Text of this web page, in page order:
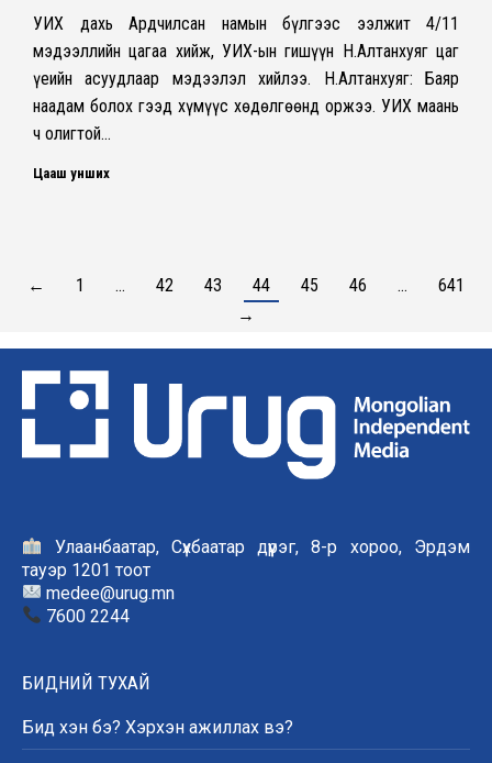
УИХ дахь Ардчилсан намын бүлгээс ээлжит 4/11
мэдээллийн цагаа хийж, УИХ-ын гишүүн Н.Алтанхуяг цаг
үеийн асуудлаар мэдээлэл хийлээ. Н.Алтанхуяг: Баяр
наадам болох гээд хүмүүс хөдөлгөөнд оржээ. УИХ маань
ч олигтой…
Цааш унших
← 1 … 42 43 44 45 46 …
641
→
Улаанбаатар, Сүхбаатар дүүрэг, 8-р хороо, Эрдэм
тауэр 1201 тоот
medee@urug.mn
7600 2244
БИДНИЙ ТУХАЙ
Бид хэн бэ? Хэрхэн ажиллах вэ?